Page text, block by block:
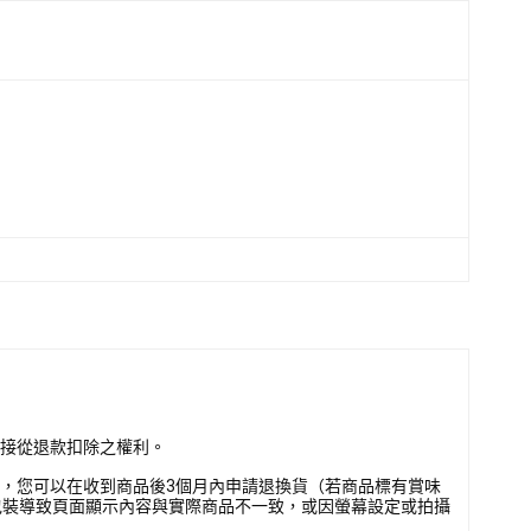
從退款扣除之權利。
您可以在收到商品後3個月內申請退換貨（若商品標有賞味
導致頁面顯示內容與實際商品不一致，或因螢幕設定或拍攝